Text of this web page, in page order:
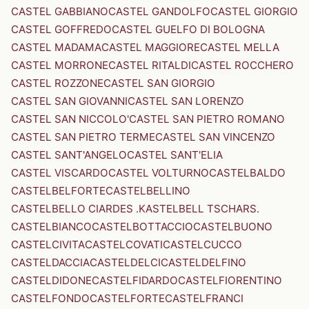
CASTEL GABBIANOCASTEL GANDOLFOCASTEL GIORGIO
CASTEL GOFFREDOCASTEL GUELFO DI BOLOGNA
CASTEL MADAMACASTEL MAGGIORECASTEL MELLA
CASTEL MORRONECASTEL RITALDICASTEL ROCCHERO
CASTEL ROZZONECASTEL SAN GIORGIO
CASTEL SAN GIOVANNICASTEL SAN LORENZO
CASTEL SAN NICCOLO'CASTEL SAN PIETRO ROMANO
CASTEL SAN PIETRO TERMECASTEL SAN VINCENZO
CASTEL SANT'ANGELOCASTEL SANT'ELIA
CASTEL VISCARDOCASTEL VOLTURNOCASTELBALDO
CASTELBELFORTECASTELBELLINO
CASTELBELLO CIARDES .KASTELBELL TSCHARS.
CASTELBIANCOCASTELBOTTACCIOCASTELBUONO
CASTELCIVITACASTELCOVATICASTELCUCCO
CASTELDACCIACASTELDELCICASTELDELFINO
CASTELDIDONECASTELFIDARDOCASTELFIORENTINO
CASTELFONDOCASTELFORTECASTELFRANCI